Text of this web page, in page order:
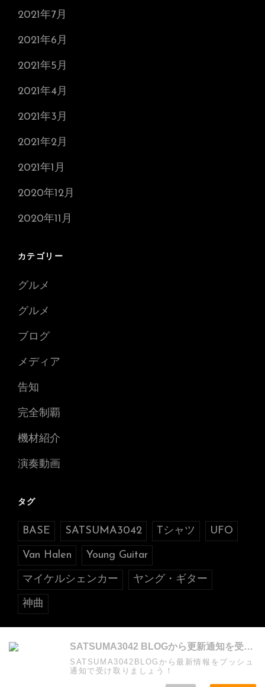
2021年7月
2021年6月
2021年5月
2021年4月
2021年3月
2021年2月
2021年1月
2020年12月
2020年11月
カテゴリー
グルメ
グルメ
ブログ
メディア
告知
完全制覇
機材紹介
演奏動画
タグ
BASE SATSUMA3042 Tシャツ UFO
Van Halen Young Guitar
マイケルシェンカー ヤング・ギター
神曲
COPYRIGHT © 2026年 SATSUMA3042 BLOG
RESERVED. PHOTO JOURNAL BYCATCH THEMES
SATSUMA3042 BLOGから更新通知を受け取る
SATSUMA3042BLOGから最新情報をプッシュ
通知で受け取りましょう！